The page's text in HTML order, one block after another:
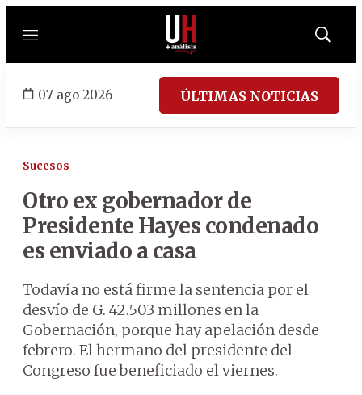
Menú
Mostrar
07 ago 2026 ÚLTIMAS NOTICIAS
Sucesos
Otro ex gobernador de
Presidente Hayes condenado
es enviado a casa
Todavía no está firme la sentencia por el
desvío de G. 42.503 millones en la
Gobernación, porque hay apelación desde
febrero. El hermano del presidente del
Congreso fue beneficiado el viernes.